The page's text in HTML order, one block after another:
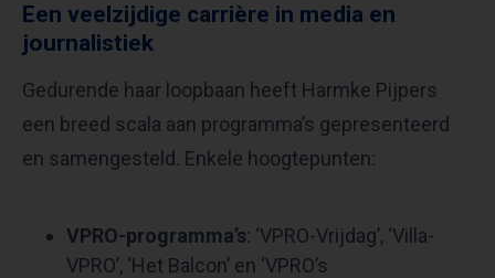
Een veelzijdige carrière in media en
journalistiek
Gedurende haar loopbaan heeft Harmke Pijpers
een breed scala aan programma’s gepresenteerd
en samengesteld. Enkele hoogtepunten:
VPRO-programma’s: ‘VPRO-Vrijdag’, ‘Villa-
VPRO’, ‘Het Balcon’ en ‘VPRO’s